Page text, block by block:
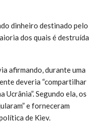
dinheiro destinado pelo
dos quais é destruída
afirmando, durante uma
deveria “compartilhar
Segundo ela, os
e forneceram
de Kiev.